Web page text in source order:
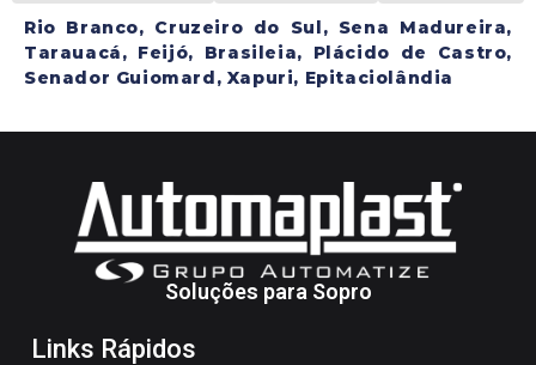
Rio Branco, Cruzeiro do Sul, Sena Madureira,
Tarauacá, Feijó, Brasileia, Plácido de Castro,
Senador Guiomard, Xapuri, Epitaciolândia
Soluções para Sopro
Links Rápidos